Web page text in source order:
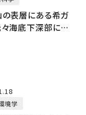
表層にある希ガ
海底下深部にあ
境学